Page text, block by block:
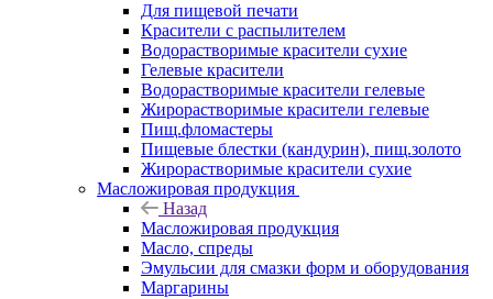
Для пищевой печати
Красители с распылителем
Водорастворимые красители сухие
Гелевые красители
Водорастворимые красители гелевые
Жирорастворимые красители гелевые
Пищ.фломастеры
Пищевые блестки (кандурин), пищ.золото
Жирорастворимые красители сухие
Масложировая продукция
Назад
Масложировая продукция
Масло, спреды
Эмульсии для смазки форм и оборудования
Маргарины